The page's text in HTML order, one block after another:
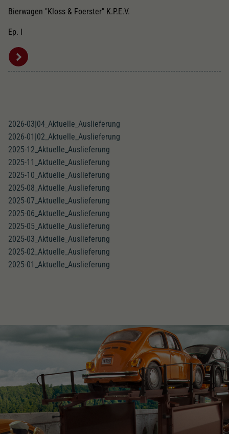
Bierwagen "Kloss & Foerster" K.P.E.V.
Ep. I
2026-03|04_Aktuelle_Auslieferung
2026-01|02_Aktuelle_Auslieferung
2025-12_Aktuelle_Auslieferung
2025-11_Aktuelle_Auslieferung
2025-10_Aktuelle_Auslieferung
2025-08_Aktuelle_Auslieferung
2025-07_Aktuelle_Auslieferung
2025-06_Aktuelle_Auslieferung
2025-05_Aktuelle_Auslieferung
2025-03_Aktuelle_Auslieferung
2025-02_Aktuelle_Auslieferung
2025-01_Aktuelle_Auslieferung